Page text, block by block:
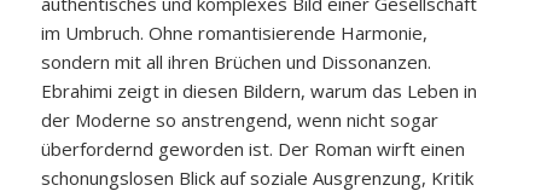
im Umbruch. Ohne romantisierende Harmonie,
sondern mit all ihren Brüchen und Dissonanzen.
Ebrahimi zeigt in diesen Bildern, warum das Leben in
der Moderne so anstrengend, wenn nicht sogar
überfordernd geworden ist. Der Roman wirft einen
schonungslosen Blick auf soziale Ausgrenzung, Kritik